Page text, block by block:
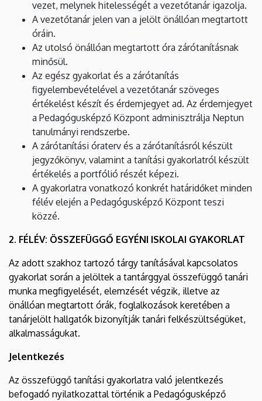
vezet, melynek hitelességét a vezetőtanár igazolja.
A vezetőtanár jelen van a jelölt önállóan megtartott
óráin.
Az utolsó önállóan megtartott óra zárótanításnak
minősül.
Az egész gyakorlat és a zárótanítás
figyelembevételével a vezetőtanár szöveges
értékelést készít és érdemjegyet ad. Az érdemjegyet
a Pedagógusképző Központ adminisztrálja Neptun
tanulmányi rendszerbe.
A zárótanítási óraterv és a zárótanításról készült
jegyzőkönyv, valamint a tanítási gyakorlatról készült
értékelés a portfólió részét képezi.
A gyakorlatra vonatkozó konkrét határidőket minden
félév elején a Pedagógusképző Központ teszi
közzé.
2. FÉLÉV: ÖSSZEFÜGGŐ EGYÉNI ISKOLAI GYAKORLAT
Az adott szakhoz tartozó tárgy tanításával kapcsolatos
gyakorlat során a jelöltek a tantárggyal összefüggő tanári
munka megfigyelését, elemzését végzik, illetve az
önállóan megtartott órák, foglalkozások keretében a
tanárjelölt hallgatók bizonyítják tanári felkészültségüket,
alkalmasságukat.
Jelentkezés
Az összefüggő tanítási gyakorlatra való jelentkezés
befogadó nyilatkozattal történik a Pedagógusképző